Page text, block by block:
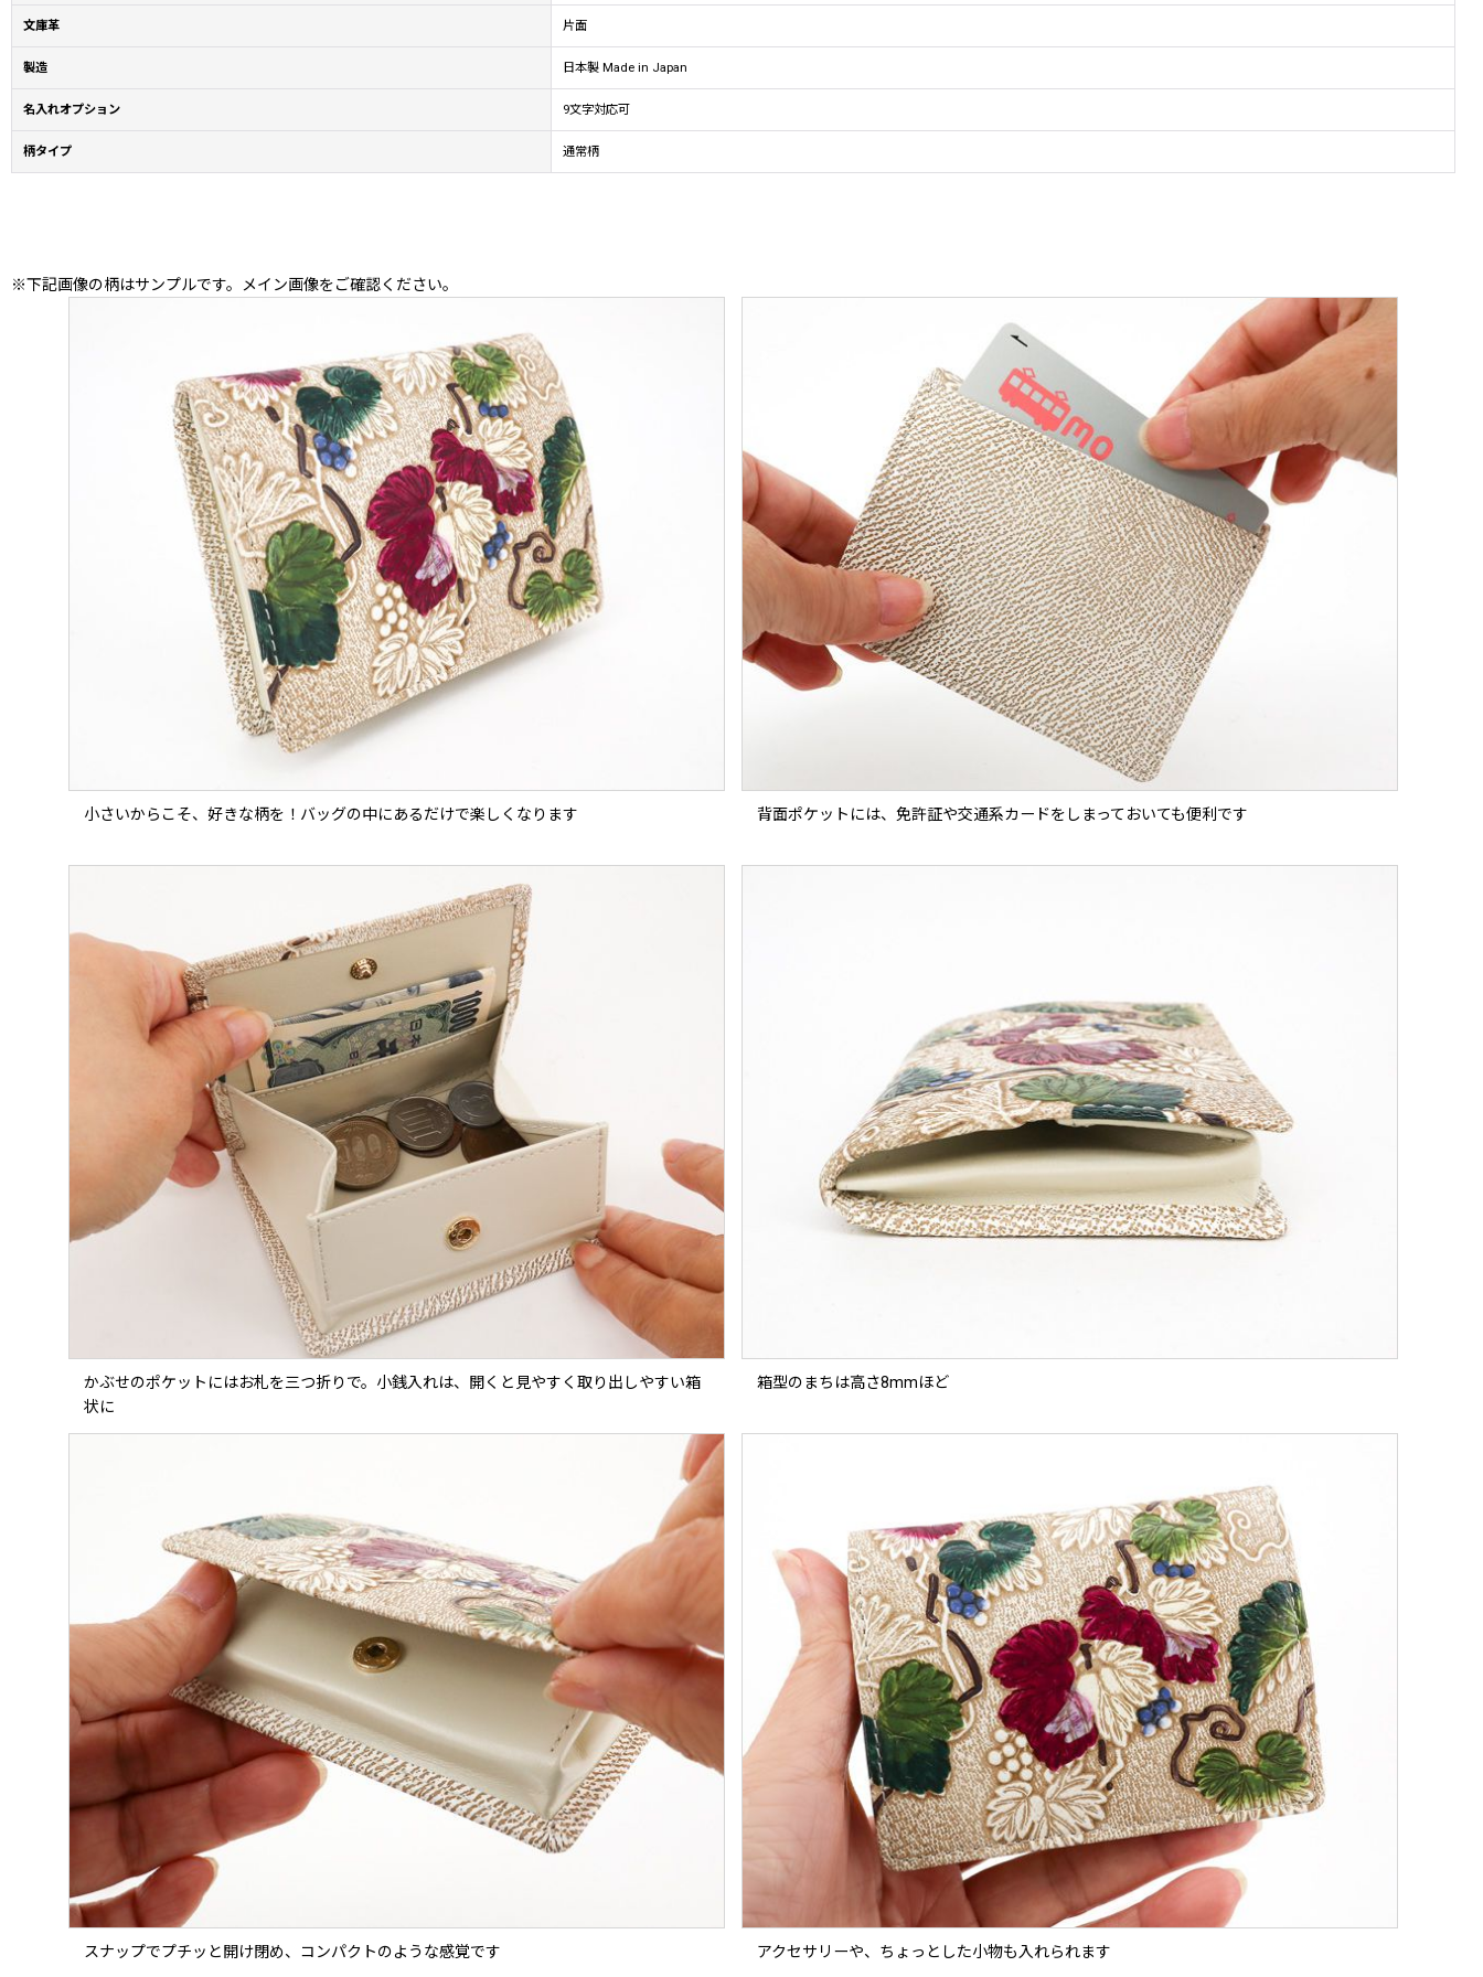
文庫革 片面
製造 日本製 Made in Japan
名入れオプション 9文字対応可
柄タイプ 通常柄
※下記画像の柄はサンプルです。メイン画像をご確認ください。
小さいからこそ、好きな柄を！バッグの中にあるだけで楽しくなります 背面ポケットには、免許証や交通系カードをしまっておいても便利です
かぶせのポケットにはお札を三つ折りで。小銭入れは、開くと見やすく取り出しやすい箱
状に
箱型のまちは高さ8mmほど
スナップでプチッと開け閉め、コンパクトのような感覚です アクセサリーや、ちょっとした小物も入れられます